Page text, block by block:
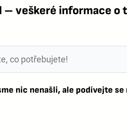
– veškeré informace o
nic nenašli, ale podívejte se